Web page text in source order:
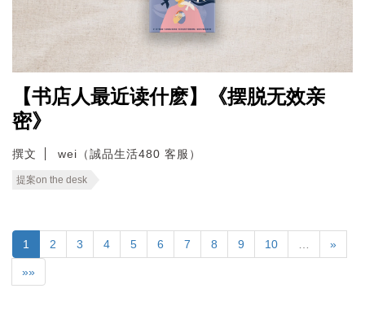
【书店人最近读什麽】《摆脱无效亲
密》
撰文 wei（誠品生活480 客服）
提案on the desk
1 2 3 4 5 6 7 8 9 10 »
»»